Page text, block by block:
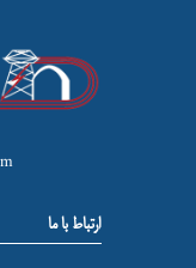
ارتباط با ما